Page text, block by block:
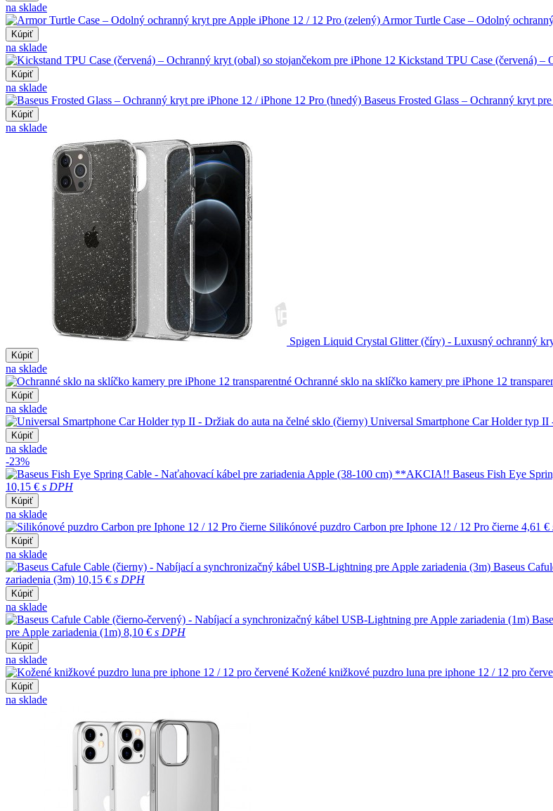
na sklade
Armor Turtle Case – Odolný
Kúpiť
na sklade
Kickstand TPU Case (červená) –
Kúpiť
na sklade
Baseus Frosted Glass – Ochranný kryt
Kúpiť
na sklade
Spigen Liquid Crystal Glitter (číry) - Luxusný ochranný
Kúpiť
na sklade
Ochranné sklo na sklíčko kamery pre iPhone 12
Kúpiť
na sklade
Universal Smartphone Car Holder typ
Kúpiť
na sklade
-23%
Baseus Fish Eye
10,15 € s DPH
Kúpiť
na sklade
Silikónové puzdro Carbon pre Iphone 12 / 12 Pro čierne 4,61 €
Kúpiť
na sklade
Baseus
zariadenia (3m) 10,15 € s DPH
Kúpiť
na sklade
pre Apple zariadenia (1m) 8,10 € s DPH
Kúpiť
na sklade
Kožené knižkové puzdro luna pre iphone 12 / 12 pro
Kúpiť
na sklade